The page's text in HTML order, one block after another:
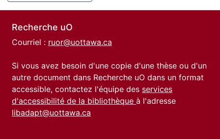
Recherche uO
Courriel : ruor@uottawa.ca
Si vous avez besoin d'une copie d'une thèse ou d'un
autre document dans Recherche uO dans un format
accessible, contactez l'équipe des services
d'accessibilité de la bibliothèque à l'adresse
libadapt@uottawa.ca